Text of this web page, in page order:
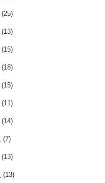
(25)
(13)
(15)
(18)
(15)
(11)
(14)
(7)
(13)
(13)